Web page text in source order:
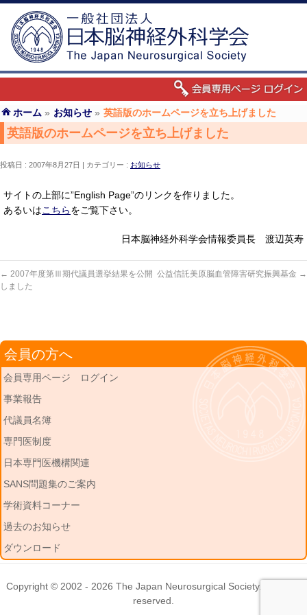
ホーム » お知らせ » 英語版のホームページを立ち上げました
英語版のホームページを立ち上げました
投稿日 : 2007年8月27日 カテゴリー : お知らせ
サイトの上部に”English Page”のリンクを作りました。
あるいはこちらをご覧下さい。
日本脳神経外科学会情報委員長 渡辺英寿
← 2007年度第Ⅲ期代議員選挙結果を公開
しました
公益信託美原脳血管障害研究振興基金 →
会員の方へ
会員専用ページ ログイン
事業報告
代議員名簿
専門医制度
日本専門医機構関連
SANS問題集のご案内
学術資料コーナー
過去のお知らせ
ダウンロード
Copyright © 2002 - 2026 The Japan Neurosurgical Society. All rights
reserved.